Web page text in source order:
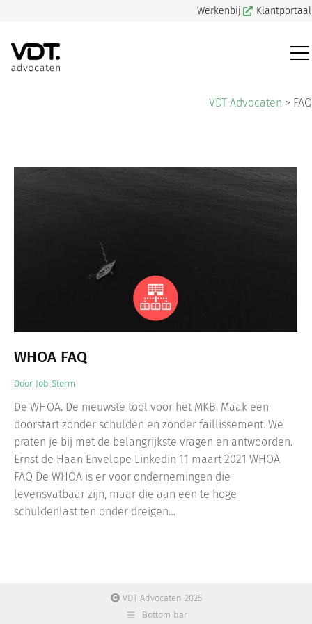
Werkenbij Klantportaal
VDT Advocaten > FAQ
WHOA FAQ
Door Job Storm
De WHOA. De nieuwste tool voor het MKB. Maak een
doorstart zonder schulden en zonder faillissement. We
praten je bij met de belangrijkste vragen en antwoorden.
Ernst de Haan Envelope Linkedin 11 maart 2021 WHOA
FAQ De WHOA is er voor ondernemingen die
levensvatbaar zijn, maar die aan een te hoge
schuldenlast ten onder dreigen…
VDT Advocaten 2025
Bottom bar